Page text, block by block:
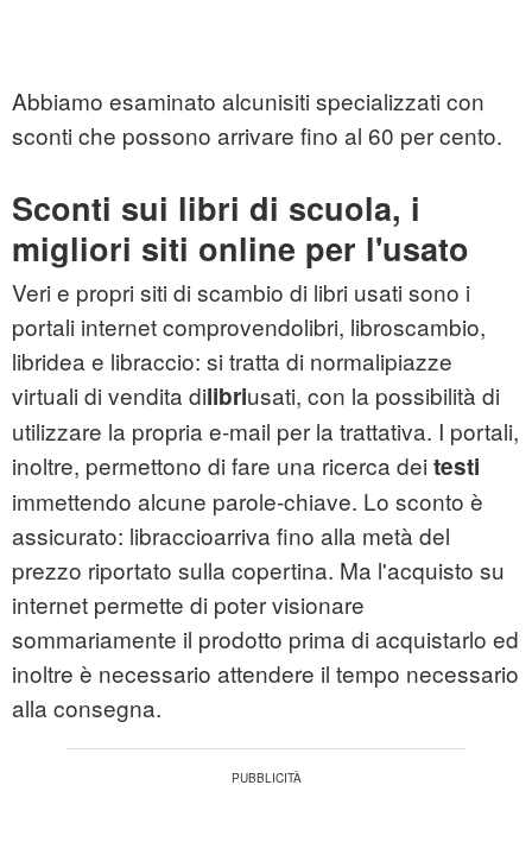
Abbiamo esaminato alcunisiti specializzati con
sconti che possono arrivare fino al 60 per cento.
Sconti sui libri di scuola, i
migliori siti online per l'usato
Veri e propri siti di scambio di libri usati sono i
portali internet comprovendolibri, libroscambio,
libridea e libraccio: si tratta di normalipiazze
virtuali di vendita dilibriusati, con la possibilità di
utilizzare la propria e-mail per la trattativa. I portali,
inoltre, permettono di fare una ricerca dei testi
immettendo alcune parole-chiave. Lo sconto è
assicurato: libraccioarriva fino alla metà del
prezzo riportato sulla copertina. Ma l'acquisto su
internet permette di poter visionare
sommariamente il prodotto prima di acquistarlo ed
inoltre è necessario attendere il tempo necessario
alla consegna.